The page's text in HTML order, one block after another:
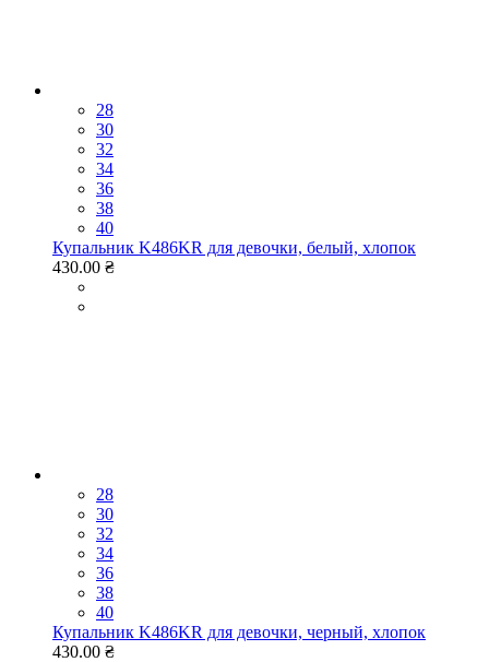
28
30
32
34
36
38
40
Купальник K486KR для девочки, белый, хлопок
430.00 ₴
28
30
32
34
36
38
40
Купальник K486KR для девочки, черный, хлопок
430.00 ₴